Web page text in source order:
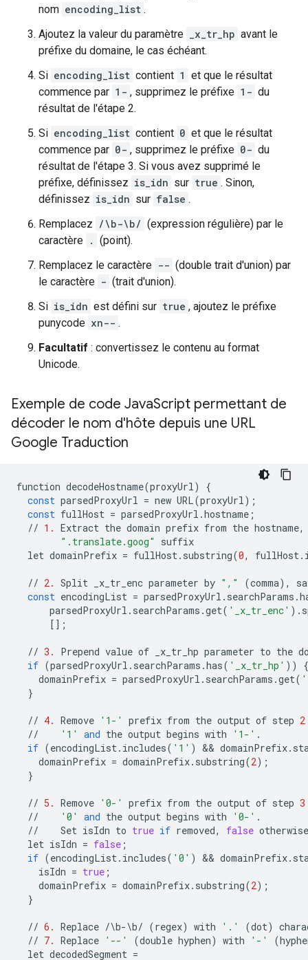
nom encoding_list .
Ajoutez la valeur du paramètre
_x_tr_hp avant le
préfixe du domaine, le cas échéant.
Si encoding_list contient 1 et que le résultat
commence par 1- , supprimez le préfixe 1- du
résultat de l'étape 2.
Si encoding_list contient 0 et que le résultat
commence par 0- , supprimez le préfixe 0- du
résultat de l'étape 3. Si vous avez supprimé le
préfixe, définissez is_idn sur true . Sinon,
définissez is_idn sur false .
Remplacez /\b-\b/ (expression régulière) par le
caractère . (point).
Remplacez le caractère -- (double trait d'union) par
le caractère - (trait d'union).
Si is_idn est défini sur true , ajoutez le préfixe
punycode xn-- .
Facultatif : convertissez le contenu au format
Unicode.
Exemple de code JavaScript permettant de
décoder le nom d'hôte depuis une URL
Google Traduction
function decodeHostname(proxyUrl)
{
const parsedProxyUrl = new URL(proxyUrl);
const fullHost = parsedProxyUrl .hostname ;
// 1. Extract the domain prefix from the hostname,
".translate.goog"
suffix
let domainPrefix = fullHost. substring(0, fullHost.
// 2. Split _x_tr_enc parameter by "," (comma),
const encodingList = parsedProxyUrl . searchParams .
parsedProxyUrl . searchParams .get( '_x_tr_enc' ) .
[];
// 3. Prepend value of _x_tr_hp parameter to the
if (parsedProxyUrl . searchParams .has( '_x_tr_hp' ))
{
domainPrefix = parsedProxyUrl . searchParams .get(
}
// 4. Remove '1-' prefix from the output of step 2
//
'1' and the output begins with '1-' .
if (encodingList. includes( '1' ) && domainPrefix.
domainPrefix = domainPrefix. substring(2);
}
// 5. Remove '0-' prefix from the output of step 3
//
'0' and the output begins with '0-' .
//
Set isIdn to true if removed, false otherwise
let isIdn = false ;
if (encodingList. includes( '0' ) && domainPrefix.
isIdn = true ;
domainPrefix = domainPrefix. substring(2);
}
// 6. Replace /\b-\b/ (regex) with '.' (dot)
// 7. Replace '--' (double hyphen) with '-' (
let decodedSegment =